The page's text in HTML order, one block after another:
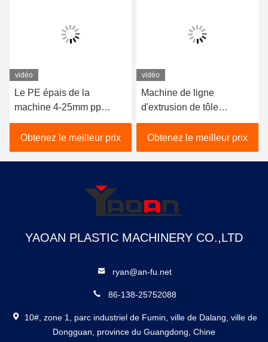
vidéo
Le PE épais de la
machine 4-25mm pp
d'extrusion de HDPE de
plat granule matériel
Obtenez le meilleur prix
vidéo
Machine de ligne
d'extrusion de tôle
supercritique TPU AF-
650mm pour le matériel
de chaussures
Obtenez le meilleur prix
YAOAN PLASTIC MACHINERY CO.,LTD
ryan@an-fu.net
86-138-25752088
10#, zone 1, parc industriel de Fumin, ville de Dalang, ville de
Dongguan, province du Guangdong, Chine